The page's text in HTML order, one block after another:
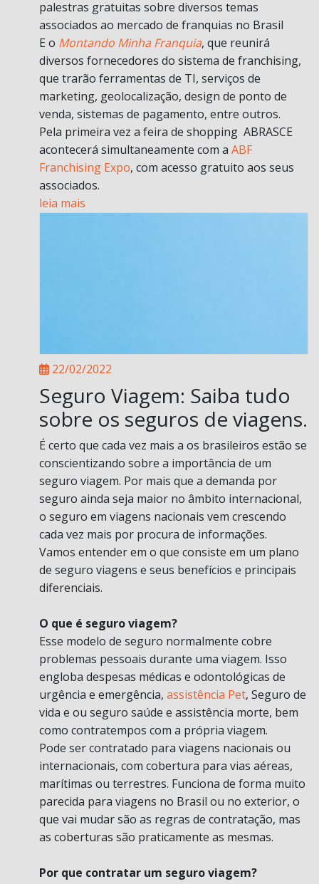
palestras gratuitas sobre diversos temas
associados ao mercado de franquias no Brasil
E o Montando Minha Franquia, que reunirá
diversos fornecedores do sistema de franchising,
que trarão ferramentas de TI, serviços de
marketing, geolocalização, design de ponto de
venda, sistemas de pagamento, entre outros.
Pela primeira vez a feira de shopping ABRASCE
acontecerá simultaneamente com a ABF
Franchising Expo, com acesso gratuito aos seus
associados.
leia mais
22/02/2022
Seguro Viagem: Saiba tudo
sobre os seguros de viagens.
É certo que cada vez mais a os brasileiros estão se
conscientizando sobre a importância de um
seguro viagem. Por mais que a demanda por
seguro ainda seja maior no âmbito internacional,
o seguro em viagens nacionais vem crescendo
cada vez mais por procura de informações.
Vamos entender em o que consiste em um plano
de seguro viagens e seus benefícios e principais
diferenciais.
O que é seguro viagem?
Esse modelo de seguro normalmente cobre
problemas pessoais durante uma viagem. Isso
engloba despesas médicas e odontológicas de
urgência e emergência, assistência Pet, Seguro de
vida e ou seguro saúde e assistência morte, bem
como contratempos com a própria viagem.
Pode ser contratado para viagens nacionais ou
internacionais, com cobertura para vias aéreas,
marítimas ou terrestres. Funciona de forma muito
parecida para viagens no Brasil ou no exterior, o
que vai mudar são as regras de contratação, mas
as coberturas são praticamente as mesmas.
Por que contratar um seguro viagem?